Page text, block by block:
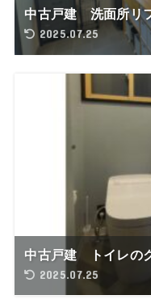
中古戸建 洗面所リ
2025.07.25
中古戸建 トイレの
2025.07.25